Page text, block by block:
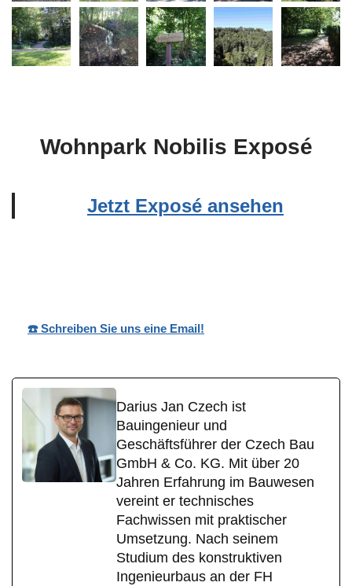
Wohnpark Nobilis Exposé
Jetzt Exposé ansehen
☎️ Schreiben Sie uns eine Email!
Darius Jan Czech ist
Bauingenieur und
Geschäftsführer der Czech Bau
GmbH & Co. KG. Mit über 20
Jahren Erfahrung im Bauwesen
vereint er technisches
Fachwissen mit praktischer
Umsetzung. Nach seinem
Studium des konstruktiven
Ingenieurbaus an der FH